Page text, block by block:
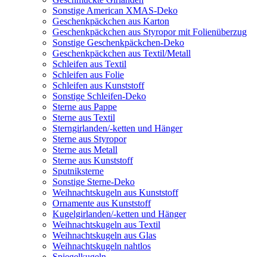
Sonstige American XMAS-Deko
Geschenkpäckchen aus Karton
Geschenkpäckchen aus Styropor mit Folienüberzug
Sonstige Geschenkpäckchen-Deko
Geschenkpäckchen aus Textil/Metall
Schleifen aus Textil
Schleifen aus Folie
Schleifen aus Kunststoff
Sonstige Schleifen-Deko
Sterne aus Pappe
Sterne aus Textil
Sterngirlanden/-ketten und Hänger
Sterne aus Styropor
Sterne aus Metall
Sterne aus Kunststoff
Sputniksterne
Sonstige Sterne-Deko
Weihnachtskugeln aus Kunststoff
Ornamente aus Kunststoff
Kugelgirlanden/-ketten und Hänger
Weihnachtskugeln aus Textil
Weihnachtskugeln aus Glas
Weihnachtskugeln nahtlos